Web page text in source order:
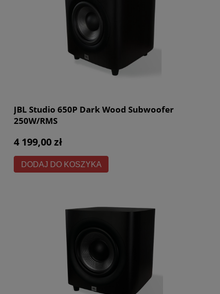
JBL Studio 650P Dark Wood Subwoofer
250W/RMS
4 199,00 zł
DODAJ DO KOSZYKA